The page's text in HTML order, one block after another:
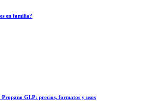
en familia?
GLP: precios, formatos y usos